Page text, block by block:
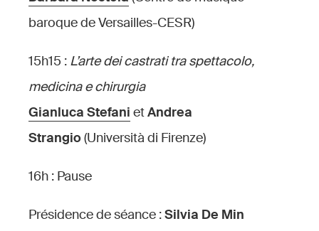
baroque de Versailles-CESR)
15h15 : L’arte dei castrati tra spettacolo,
medicina e chirurgia
Gianluca Stefani etAndrea
Strangio(Università di Firenze)
16h : Pause
Présidence de séance :Silvia De Min